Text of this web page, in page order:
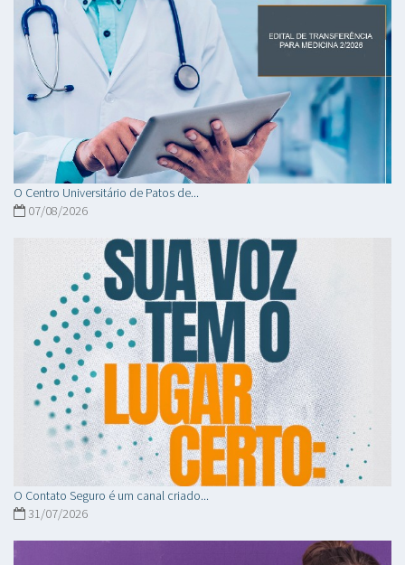
O Centro Universitário de Patos de...
07/08/2026
O Contato Seguro é um canal criado...
31/07/2026